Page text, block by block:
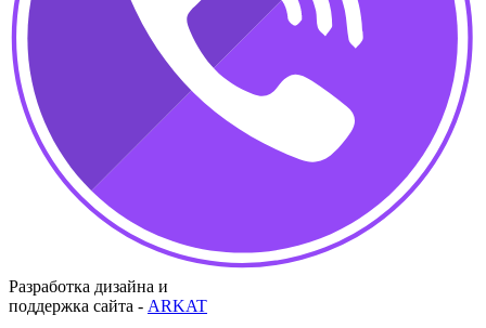
Разработка дизайна и
поддержка сайта - ARKAT